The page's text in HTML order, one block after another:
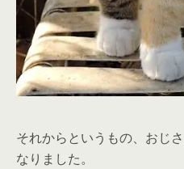
それからというもの、おじ
なりました。